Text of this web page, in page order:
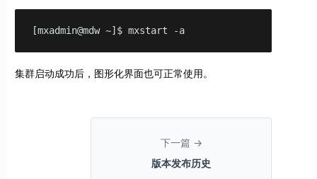
[mxadmin@mdw ~]$ mxstart -a
集群启动成功后，图形化界面也可正常使用。
下一篇 →
版本发布历史